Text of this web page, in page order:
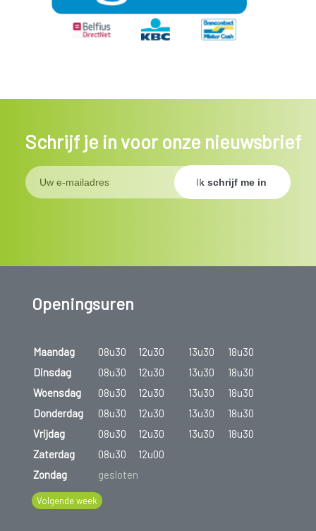
Schrijf je in voor onze nieuwsbrief
Openingsuren
Maandag 08u30 12u30 13u30
18u30
Dinsdag
08u30 12u30 13u30
18u30
Woensdag
08u30 12u30 13u30
18u30
Donderdag
08u30 12u30 13u30
18u30
Vrijdag
08u30 12u30 13u30
18u30
Zaterdag
08u30
12u00
Zondag
gesloten
Volgende week